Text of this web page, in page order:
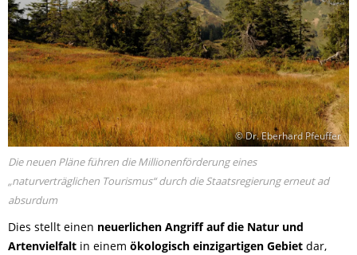
© Dr. Eberhard Pfeuffer
Die neuen Pläne führen die Millionenförderung eines
„naturverträglichen Tourismus“ durch die Staatsregierung erneut ad
absurdum
Dies stellt einen neuerlichen Angriff auf die Natur und
Artenvielfalt in einem ökologisch einzigartigen Gebiet dar,